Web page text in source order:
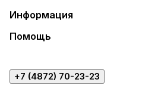
Информация
Помощь
+7 (4872) 70-23-23